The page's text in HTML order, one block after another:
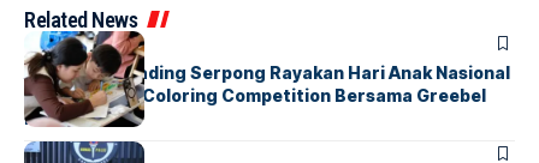
Related News
BERITAINDEX
Atria Hotel Gading Serpong Rayakan Hari Anak Nasional
Lewat Family Coloring Competition Bersama Greebel
Indonesia
BERITA